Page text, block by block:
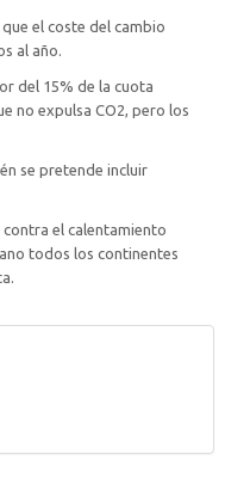
el coste del cambio
al año.
del 15% de la cuota
no expulsa CO2, pero los
se pretende incluir
contra el calentamiento
todos los continentes